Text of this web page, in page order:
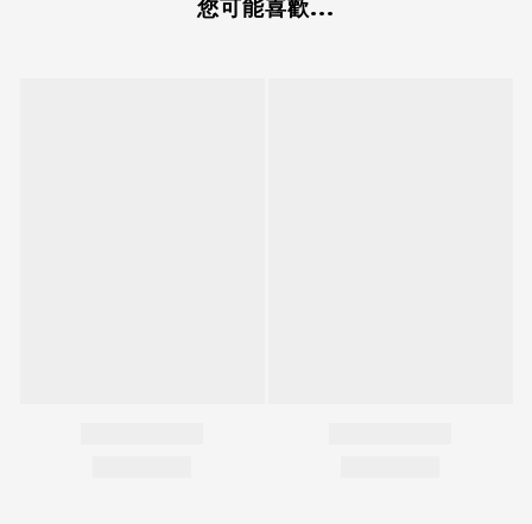
您可能喜歡...